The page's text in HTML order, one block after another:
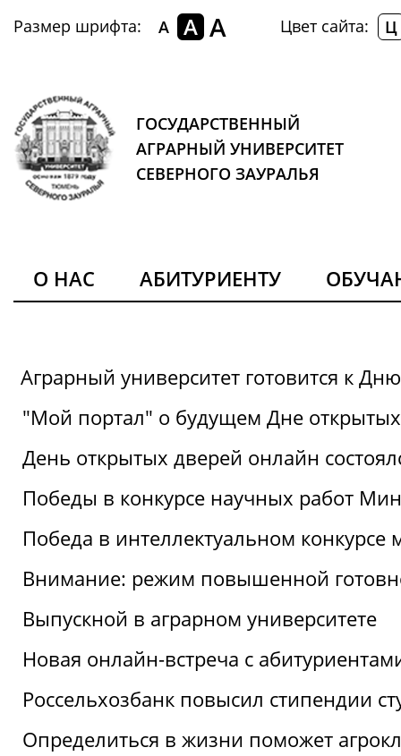
Размер шрифта: A A A Цвет сайта: Ц
ГОСУДАРСТВЕННЫЙ
АГРАРНЫЙ УНИВЕРСИТЕТ
СЕВЕРНОГО ЗАУРАЛЬЯ
О НАС АБИТУРИЕНТУ
Аграрный университет готовится к
"Мой портал" о будущем Дне
День открытых дверей онлайн
Победы в конкурсе научных работ
Победа в интеллектуальном конкурсе
Внимание: режим повышенной
Выпускной в аграрном университете
Новая онлайн-встреча с
Россельхозбанк повысил стипендии
Определиться в жизни поможет